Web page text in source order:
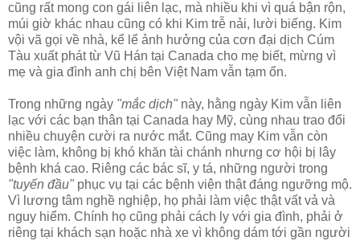
cũng rất mong con gái liên lạc, mà nhiều khi vì quá bận rộn,
múi giờ khác nhau cũng có khi Kim trễ nải, lười biếng. Kim
vội vã gọi về nhà, kể lể ảnh hưởng của cơn đại dịch Cúm
Tàu xuất phát từ Vũ Hán tại Canada cho mẹ biết, mừng vì
mẹ và gia đình anh chị bên Việt Nam vẫn tạm ổn.
Trong những ngày "mắc dịch" này, hằng ngày Kim vẫn liên
lạc với các bạn thân tại Canada hay Mỹ, cùng nhau trao đổi
nhiều chuyện cười ra nước mắt. Cũng may Kim vẫn còn
việc làm, không bị khó khăn tài chánh nhưng cơ hội bị lây
bệnh khá cao. Riêng các bác sĩ, y tá, những người trong
"tuyến đầu" phục vụ tại các bệnh viện thật đáng ngưỡng mộ.
Vì lương tâm nghề nghiệp, họ phải làm việc thật vất vả và
nguy hiểm. Chính họ cũng phải cách ly với gia đình, phải ở
riêng tại khách sạn hoặc nhà xe vì không dám tới gần người